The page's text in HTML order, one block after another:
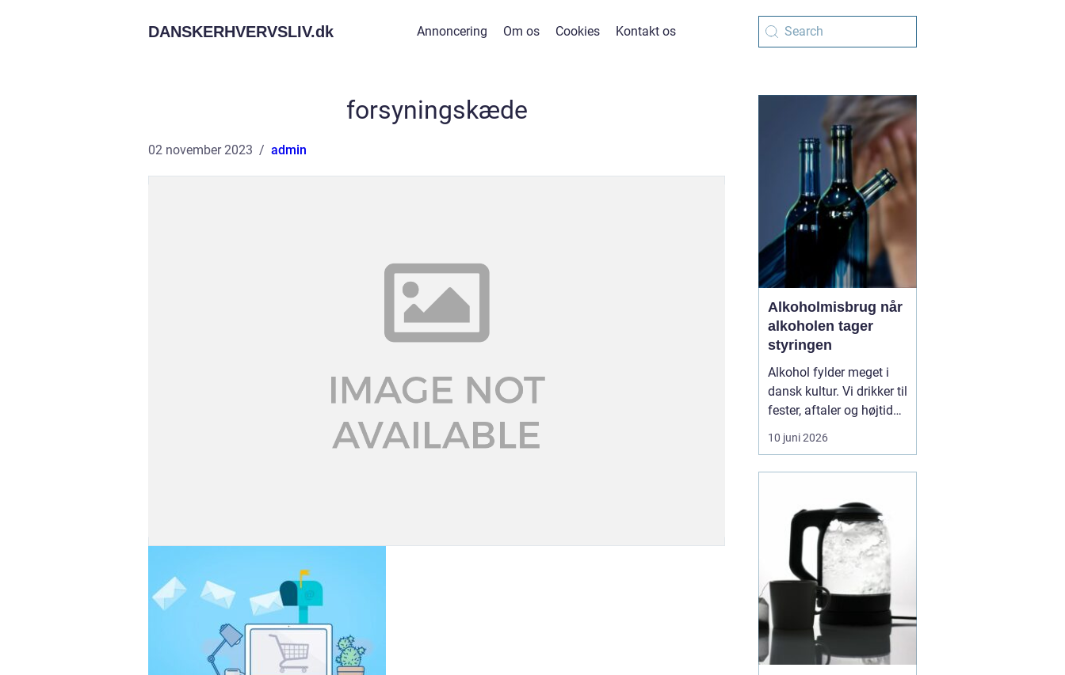
DANSKERHVERVSLIV.dk Annoncering Om os Cookies Kontakt os
forsyningskæde
02 november 2023 admin
Alkoholmisbrug når
alkoholen tager
styringen
Alkohol fylder meget i
dansk kultur. Vi drikker til
fester, aftaler og højtider,
og for de fleste er det
uproblematisk. For nogle
begyndte som hygge,
bliver til noget, der styrer
hverdagen. Når
alkoholen ...
10 juni 2026